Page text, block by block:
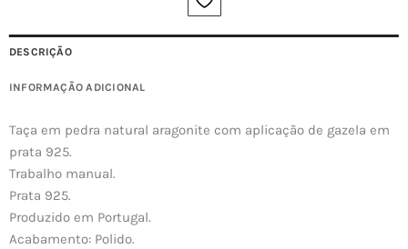
DESCRIÇÃO
INFORMAÇÃO ADICIONAL
Taça em pedra natural aragonite com aplicação de gazela em
prata 925.
Trabalho manual.
Prata 925.
Produzido em Portugal.
Acabamento: Polido.